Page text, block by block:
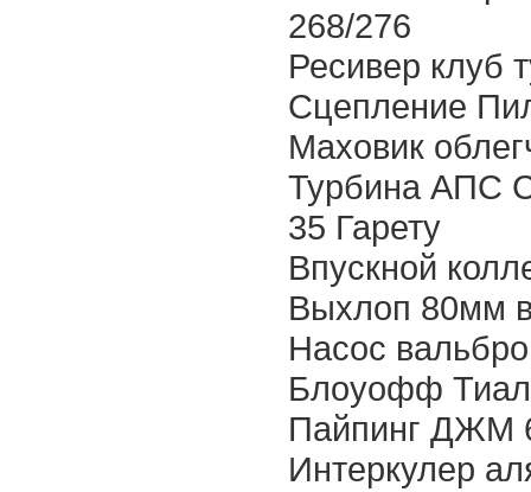
268/276
Ресивер клуб
Сцепление
Маховик
Турбина АПС
35 Гарету
Впускной
Выхлоп 80мм
Насос
Блоуофф
Пайпинг ДЖМ
Интеркулер